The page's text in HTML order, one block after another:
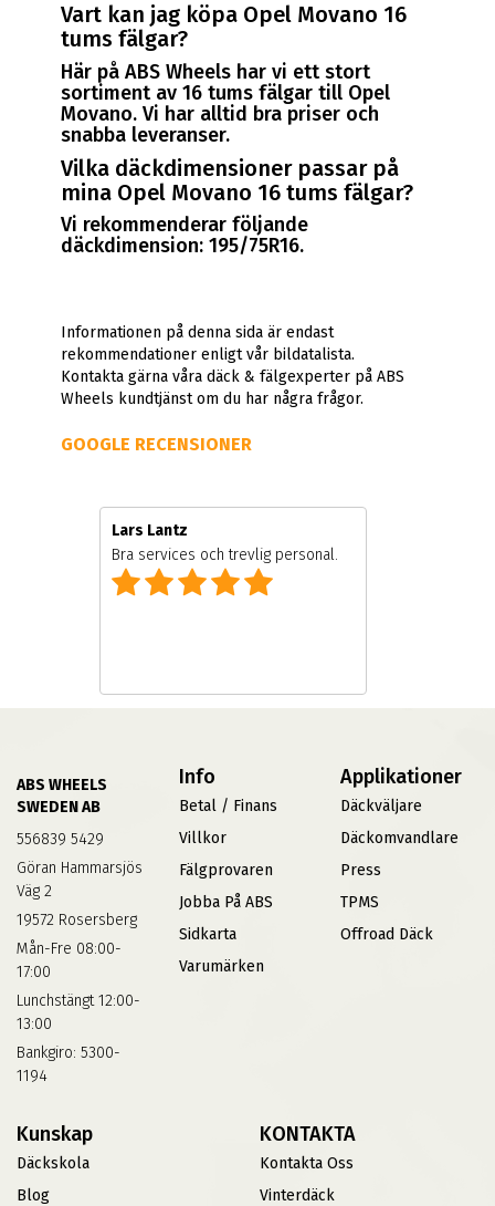
Vart kan jag köpa Opel Movano 16
tums fälgar?
Här på ABS Wheels har vi ett stort
sortiment av 16 tums fälgar till Opel
Movano. Vi har alltid bra priser och
snabba leveranser.
Vilka däckdimensioner passar på
mina Opel Movano 16 tums fälgar?
Vi rekommenderar följande
däckdimension: 195/75R16.
Informationen på denna sida är endast
rekommendationer enligt vår bildatalista.
Kontakta gärna våra däck & fälgexperter på ABS
Wheels kundtjänst om du har några frågor.
GOOGLE RECENSIONER
Lars Lantz
Bra services och trevlig personal.
ABS WHEELS
SWEDEN AB
556839 5429
Göran Hammarsjös
Väg 2
19572 Rosersberg
Mån-Fre 08:00-
17:00
Lunchstängt 12:00-
13:00
Bankgiro: 5300-
1194
Info
Betal / Finans
Villkor
Fälgprovaren
Jobba På ABS
Sidkarta
Varumärken
Applikationer
Däckväljare
Däckomvandlare
Press
TPMS
Offroad Däck
Kunskap
Däckskola
Blog
KONTAKTA
Kontakta Oss
Vinterdäck